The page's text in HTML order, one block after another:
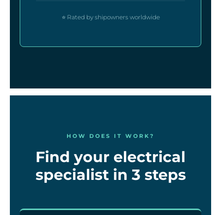
⭐ Rated by shipowners worldwide
HOW DOES IT WORK?
Find your electrical
specialist in 3 steps